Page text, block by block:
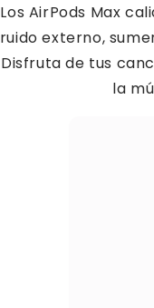
Los AirPods Max
ruido externo,
Disfruta de tus
la